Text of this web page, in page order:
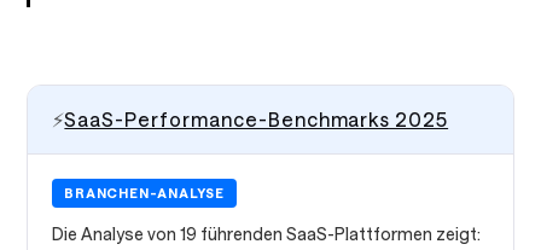
⚡SaaS-Performance-Benchmarks 2025
BRANCHEN-ANALYSE
Die Analyse von 19 führenden SaaS-Plattformen zeigt: